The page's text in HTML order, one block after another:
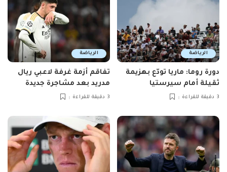
الرياضة
دورة روما: ماريا تودّع بهزيمة
ثقيلة أمام سيرستيا
3 دقيقة للقراءة
الرياضة
تفاقم أزمة غرفة لاعبي ريال
مدريد بعد مشاجرة جديدة
3 دقيقة للقراءة